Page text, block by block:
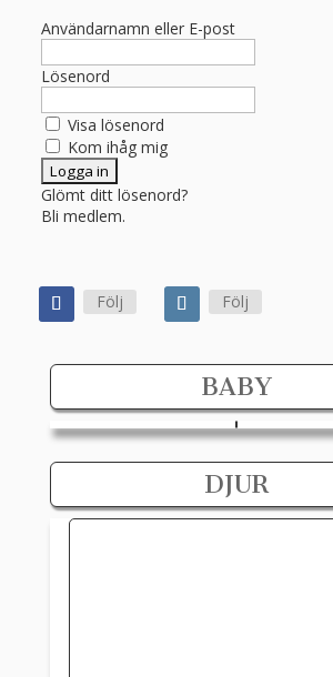
Användarnamn eller E-post
Lösenord
Visa lösenord
Kom ihåg mig
Glömt ditt lösenord?
Bli medlem.
Följ Följ
BABY
DJUR